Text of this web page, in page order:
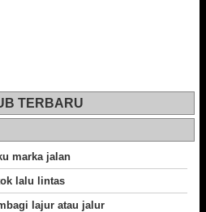
TERBARU
marka jalan
lalu lintas
lajur atau jalur